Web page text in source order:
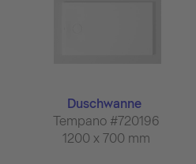
Duschwanne
Tempano #720196
1200 x 700 mm